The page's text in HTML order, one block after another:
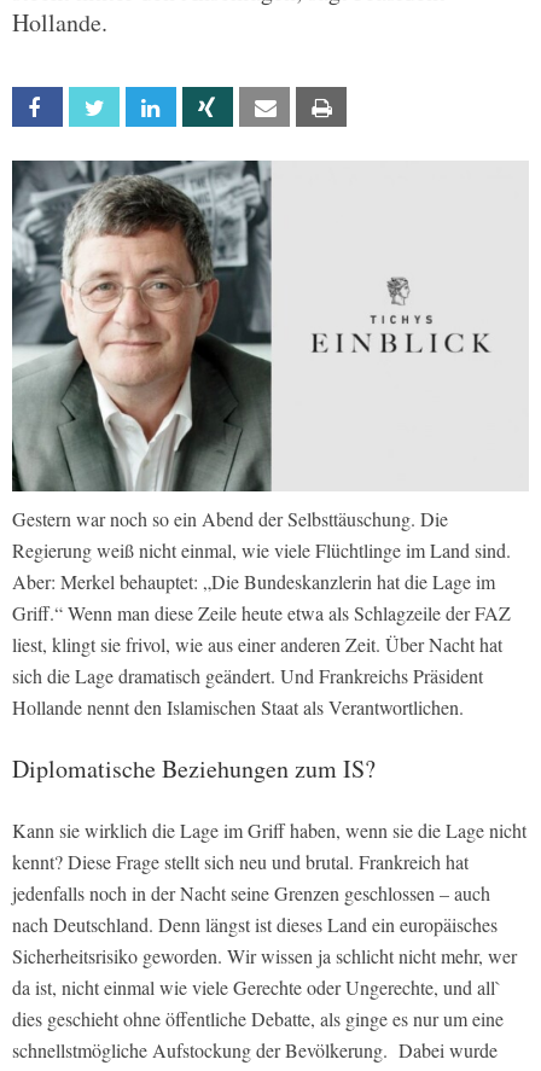
Hollande.
Facebook Twitter Linkedin Xing Email
Gestern war noch so ein Abend der Selbsttäuschung. Die
Regierung weiß nicht einmal, wie viele Flüchtlinge im Land sind.
Aber: Merkel behauptet: „Die Bundeskanzlerin hat die Lage im
Griff.“ Wenn man diese Zeile heute etwa als Schlagzeile der FAZ
liest, klingt sie frivol, wie aus einer anderen Zeit. Über Nacht hat
sich die Lage dramatisch geändert. Und Frankreichs Präsident
Hollande nennt den Islamischen Staat als Verantwortlichen.
Diplomatische Beziehungen zum IS?
Kann sie wirklich die Lage im Griff haben, wenn sie die Lage nicht
kennt? Diese Frage stellt sich neu und brutal. Frankreich hat
jedenfalls noch in der Nacht seine Grenzen geschlossen – auch
nach Deutschland. Denn längst ist dieses Land ein europäisches
Sicherheitsrisiko geworden. Wir wissen ja schlicht nicht mehr, wer
da ist, nicht einmal wie viele Gerechte oder Ungerechte, und all`
dies geschieht ohne öffentliche Debatte, als ginge es nur um eine
schnellstmögliche Aufstockung der Bevölkerung. Dabei wurde